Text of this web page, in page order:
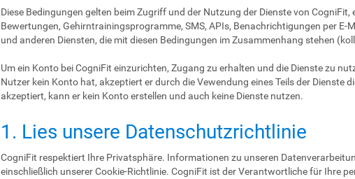
Diese Bedingungen gelten beim Zugriff und der Nutzung der Dienste von
Bewertungen, Gehirntrainingsprogramme, SMS, APIs, Benachrichtigungen per
und anderen Diensten, die mit diesen Bedingungen im Zusammenhang stehen
Um ein Konto bei CogniFit einzurichten, Zugang zu erhalten und die Dienste zu
Nutzer kein Konto hat, akzeptiert er durch die Vewendung eines Teils der Dienste
akzeptiert, kann er kein Konto erstellen und auch keine Dienste nutzen.
1. Lies unsere Datenschutzrichtlinie
CogniFit respektiert Ihre Privatsphäre. Informationen zu unseren
einschließlich unserer Cookie-Richtlinie. CogniFit ist der Verantwortliche für Ihre